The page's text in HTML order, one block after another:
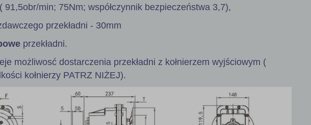
91,5obr/min; 75Nm; współczynnik bezpieczeństwa 3,7),
przekładni - 30mm
przekładni.
możliwosć dostarczenia przekładni z kołnierzem wyjściowym (
kołnierzy PATRZ NIŻEJ).